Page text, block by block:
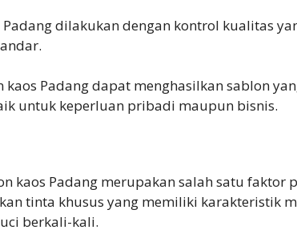
dilakukan dengan kontrol kualitas
Padang dapat menghasilkan sablon
untuk keperluan pribadi maupun bisnis.
kaos Padang merupakan salah satu faktor
tinta khusus yang memiliki karakteristik
berkali-kali.